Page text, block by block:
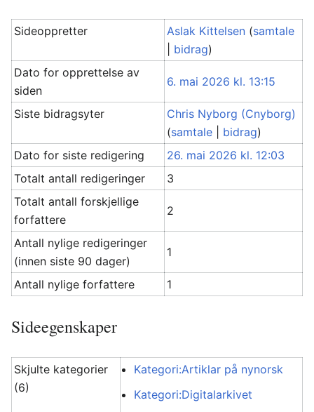
Sideoppretter Aslak Kittelsen (samtale
bidrag)
Dato for opprettelse av
siden
6. mai 2026 kl. 13:15
Siste bidragsyter
Chris Nyborg (Cnyborg)
(samtale bidrag)
Dato for siste redigering
26. mai 2026 kl. 12:03
Totalt antall redigeringer
3
Totalt antall forskjellige
forfattere
2
Antall nylige redigeringer
(innen siste 90 dager)
1
Antall nylige forfattere 1
Sideegenskaper
Skjulte kategorier
(6)
Kategori:Artiklar på nynorsk
Kategori:Digitalarkivet